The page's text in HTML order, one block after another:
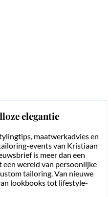
elegantie
maatwerkadvies en
events van Kristiaan
is meer dan een
wereld van persoonlijke
tailoring. Van nieuwe
lookbooks tot lifestyle-